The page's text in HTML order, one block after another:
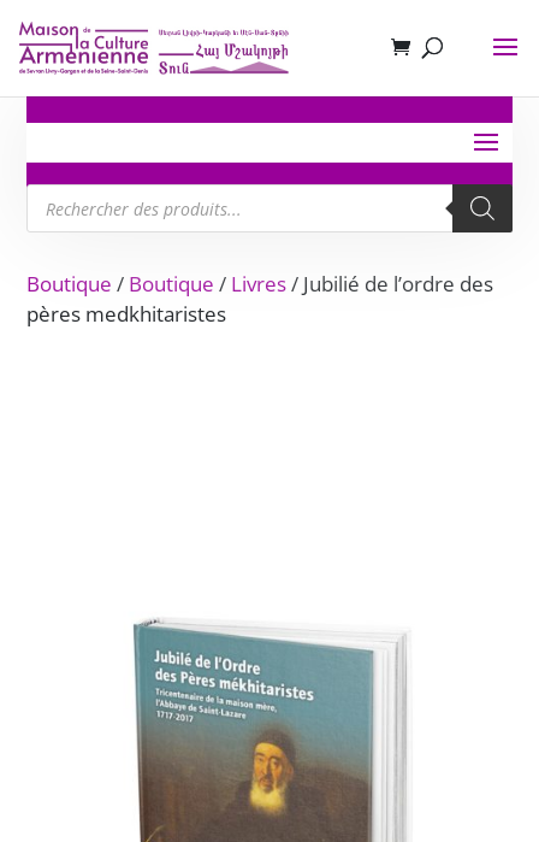
Recherche
de
produits
Boutique / Boutique / Livres/ Jubilié de l’ordre des
pères medkhitaristes